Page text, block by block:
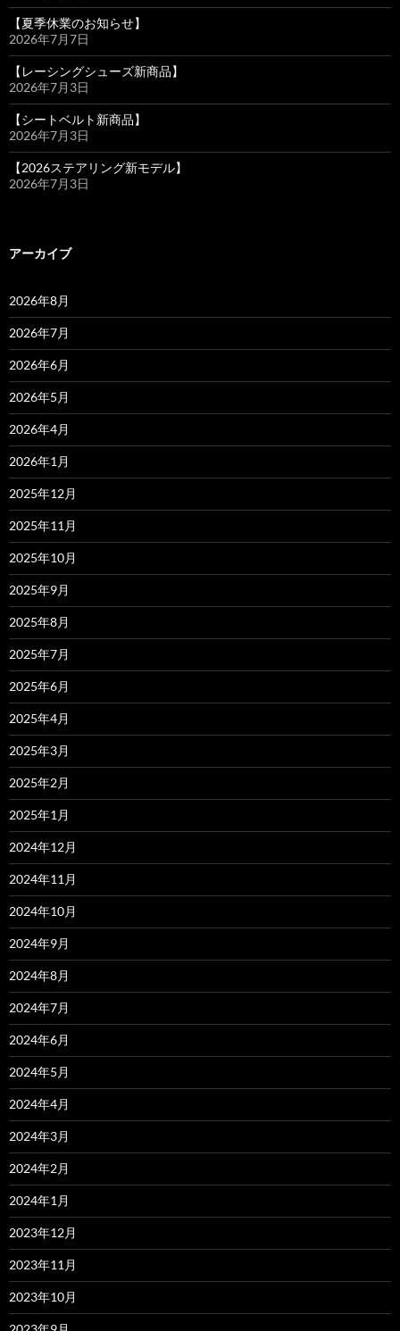
【夏季休業のお知らせ】
2026年7月7日
【レーシングシューズ新商品】
2026年7月3日
【シートベルト新商品】
2026年7月3日
【2026ステアリング新モデル】
2026年7月3日
アーカイブ
2026年8月
2026年7月
2026年6月
2026年5月
2026年4月
2026年1月
2025年12月
2025年11月
2025年10月
2025年9月
2025年8月
2025年7月
2025年6月
2025年4月
2025年3月
2025年2月
2025年1月
2024年12月
2024年11月
2024年10月
2024年9月
2024年8月
2024年7月
2024年6月
2024年5月
2024年4月
2024年3月
2024年2月
2024年1月
2023年12月
2023年11月
2023年10月